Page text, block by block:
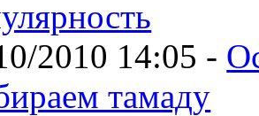
2010 14:05 -
тамаду